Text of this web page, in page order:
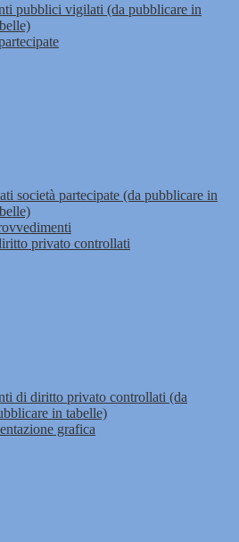
pubblici vigilati (da pubblicare in
società partecipate (da pubblicare in
privato controllati
di diritto privato controllati (da
in tabelle)
grafica